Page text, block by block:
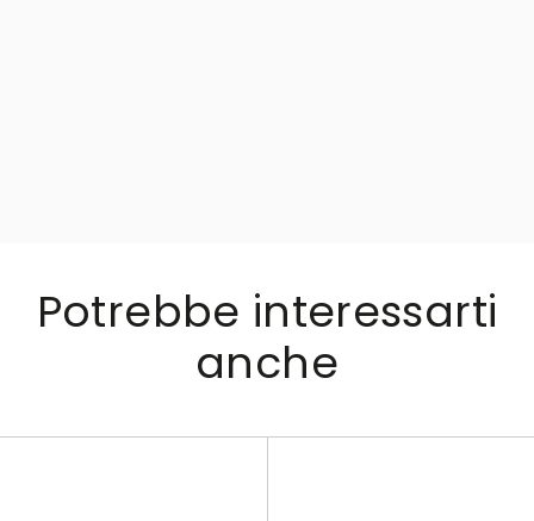
Potrebbe interessarti
anche